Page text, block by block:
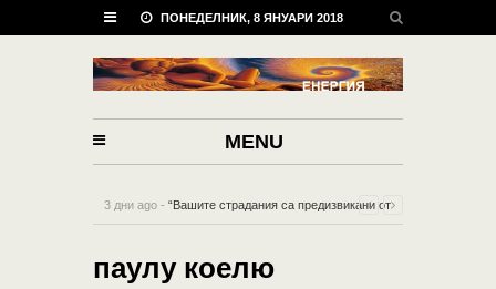
ПОНЕДЕЛНИК, 8 ЯНУАРИ 2018
MENU
3 дни ago - “Вашите страдания са предизвикани от
паулу коелю